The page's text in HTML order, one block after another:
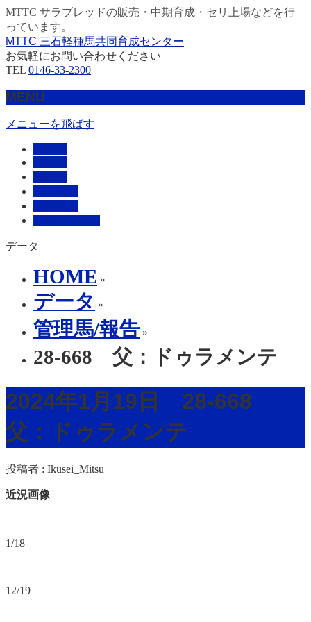
MTTC サラブレッドの販売・中期育成・セリ上場などを行
っています。
MTTC 三石軽種馬共同育成センター
お気軽にお問い合わせください
TEL 0146-33-2300
MENU
メニューを飛ばす
データ
HOME »
データ »
管理馬/報告 »
28-668 父：ドゥラメンテ
2024年1月19日 28-668
父：ドゥラメンテ
投稿者 : Ikusei_Mitsu
近況画像
1/18
12/19